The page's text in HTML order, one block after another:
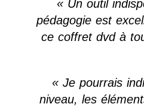
« Un outil
pédagogie est
ce coffret dvd à
« Je pourrais
niveau, les